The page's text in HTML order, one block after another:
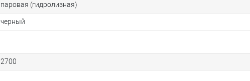
паровая (гидролизная)
черный
2700